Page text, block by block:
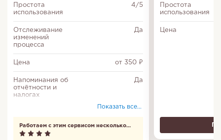
Простота
использования
4/5
Отслеживание
изменений
процесса
Да
Цена от 350 ₽
Напоминания об
отчётности и
налогах
Да
Показать все...
Работаем с этим сервисом несколько
лет
Простота
использования
Цена